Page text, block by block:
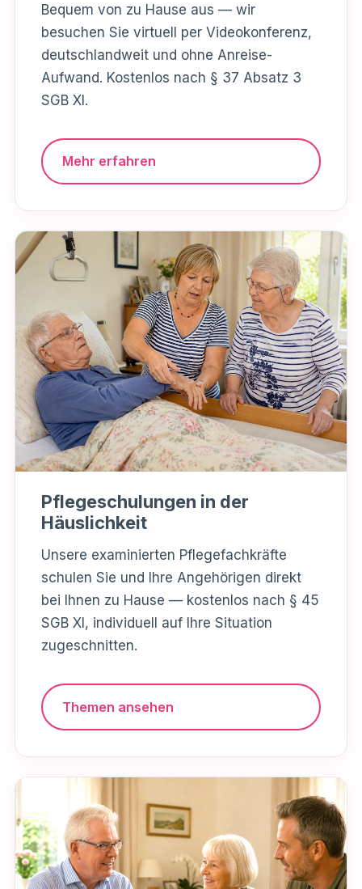
Bequem von zu Hause aus — wir
besuchen Sie virtuell per Videokonferenz,
deutschlandweit und ohne Anreise-
Aufwand. Kostenlos nach § 37 Absatz 3
SGB XI.
Mehr erfahren
Pflegeschulungen in der
Häuslichkeit
Unsere examinierten Pflegefachkräfte
schulen Sie und Ihre Angehörigen direkt
bei Ihnen zu Hause — kostenlos nach § 45
SGB XI, individuell auf Ihre Situation
zugeschnitten.
Themen ansehen